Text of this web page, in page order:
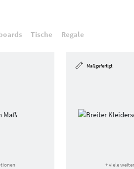
Tische Regale
Maßgefertigt
+ viele